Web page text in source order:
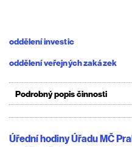
oddělení investic
oddělení veřejných zakázek
Podrobný popis činnosti
Úřední hodiny Úřadu MČ